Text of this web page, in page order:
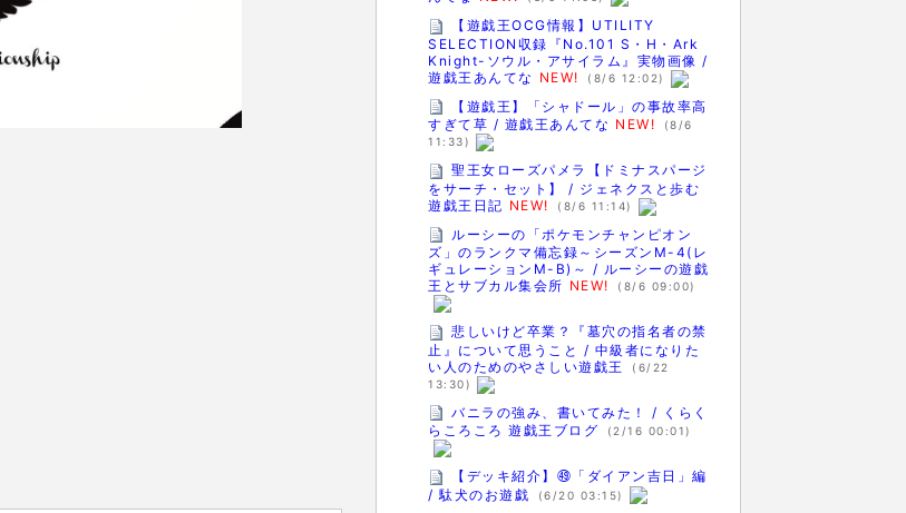
【遊戯王OCG情報】UTILITY
SELECTION収録『No.101 S・H・Ark
Knight-ソウル・アサイラム』実物画像 /
遊戯王あんてな NEW! (8/6 12:02)
【遊戯王】「シャドール」の事故率高
すぎて草 / 遊戯王あんてな NEW!
(8/6
11:33)
聖王女ローズパメラ【ドミナスパージ
をサーチ・セット】 / ジェネクスと歩む
遊戯王日記 NEW! (8/6 11:14)
ルーシーの「ポケモンチャンピオン
ズ」のランクマ備忘録～シーズンM-4(レ
ギュレーションM-B)～ / ルーシーの遊戯
王とサブカル集会所 NEW! (8/6 09:00)
悲しいけど卒業？『墓穴の指名者の禁
止』について思うこと / 中級者になりた
い人のためのやさしい遊戯王
(6/22
13:30)
バニラの強み、書いてみた！ / くらく
らころころ 遊戯王ブログ
(2/16 00:01)
【デッキ紹介】㊾「ダイアン吉日」編
/ 駄犬のお遊戯
(6/20 03:15)